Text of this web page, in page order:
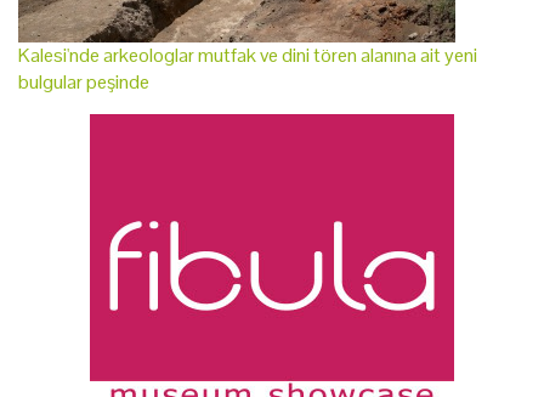
Kalesi'nde arkeologlar mutfak ve dini tören alanına ait yeni
bulgular peşinde